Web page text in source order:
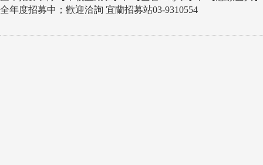
全年度招募中；歡迎洽詢 宜蘭招募站03-9310554